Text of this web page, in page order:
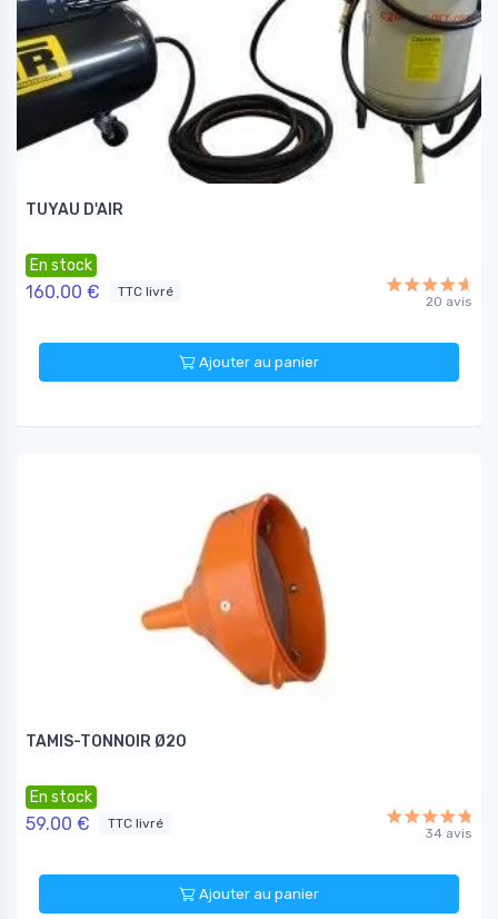
TUYAU D'AIR
En stock
160.00 € TTC livré
20 avis
Ajouter au panier
TAMIS-TONNOIR Ø20
En stock
59.00 € TTC livré
34 avis
Ajouter au panier